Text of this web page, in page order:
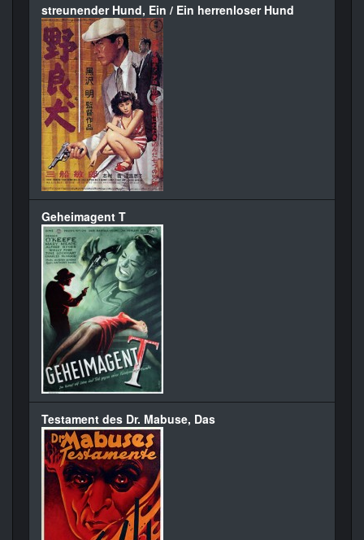
streunender Hund, Ein / Ein herrenloser Hund
Geheimagent T
Testament des Dr. Mabuse, Das